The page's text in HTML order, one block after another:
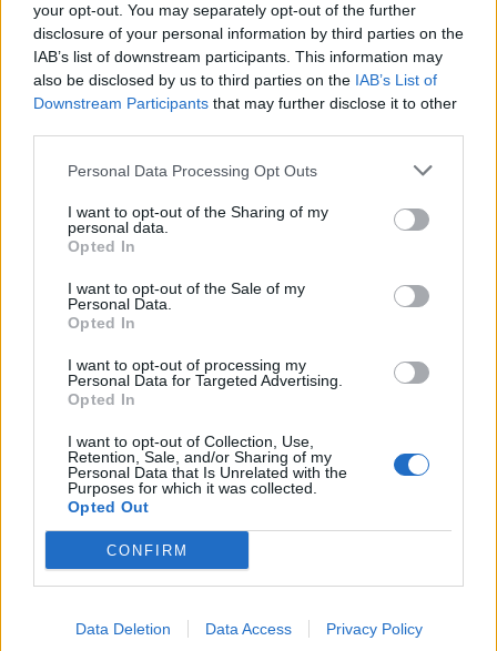
your opt-out. You may separately opt-out of the further
disclosure of your personal information by third parties on the
IAB’s list of downstream participants. This information may
also be disclosed by us to third parties on the IAB’s List of
Downstream Participants that may further disclose it to other
Personal Data Processing Opt Outs
I want to opt-out of the Sharing of my
personal data.
Opted In
I want to opt-out of the Sale of my
Personal Data.
Opted In
I want to opt-out of processing my
Personal Data for Targeted Advertising.
Opted In
I want to opt-out of Collection, Use,
Retention, Sale, and/or Sharing of my
Personal Data that Is Unrelated with the
Purposes for which it was collected.
Opted Out
CONFIRM
Data Deletion Data Access Privacy Policy
18η συνεχόμενη χρονιά για τον ΟΤΕ στη διεθνή σειρά δεικτών
Alpha Bank: Για πρώτη φορά το Αρχαίο Θέατρο Επιδαύρου άνοιξε τις
ΠΕΡΙΣΣΌΤΕΡΑ ΣΕ ΑΥΤΉ ΤΗΝ ΚΑΤΗΓΟΡΊΑ
Σακελλαροπούλου για
σφαγή Καλαβρύτων:
«Θυμόμαστε, σημαίνει
φράζουμε τον δρόμο σε
Οικονόμου: Θετικό γεγονός
για την 1η και 3η δόση